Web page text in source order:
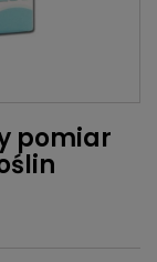
pomiar